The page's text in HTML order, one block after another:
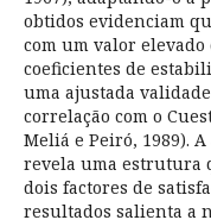
obtidos evidenciam
com um valor
coeficientes de
uma ajustada
correlação com o
Meliá e Peiró, 1989).
revela uma estrutura
dois factores de
resultados salienta a